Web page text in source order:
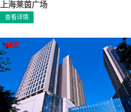
上海莱茵广场
查看详情